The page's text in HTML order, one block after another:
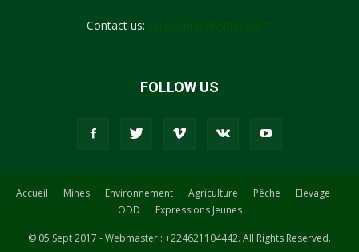
Contact us:
FOLLOW US
Accueil Mines Environnement Agriculture Pêche
Elevage
ODD
Expressions Jeunes
© 05 Sept 2017 - Webmaster : +224621104442. All Rights Reserved.